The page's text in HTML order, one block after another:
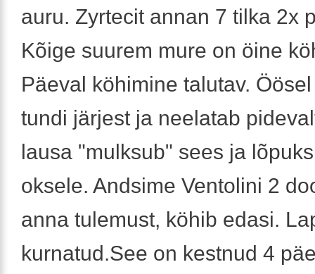
auru. Zyrtecit annan 7 tilka 2x
Kõige suurem mure on öine
Päeval köhimine talutav.
tundi järjest ja neelatab
lausa "mulksub" sees ja
oksele. Andsime Ventolini 2
anna tulemust, köhib edasi.
kurnatud.See on kestnud 4